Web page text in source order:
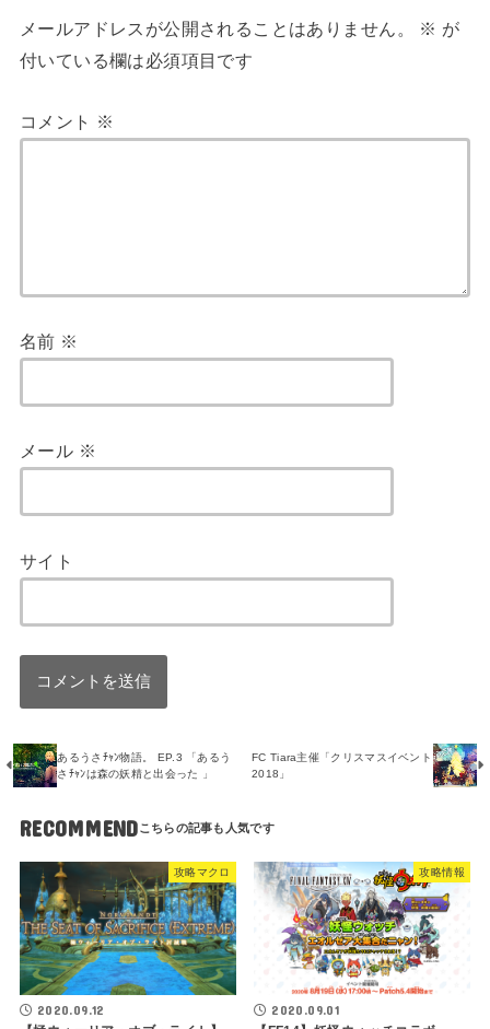
メールアドレスが公開されることはありません。 ※ が
付いている欄は必須項目です
コメント ※
名前 ※
メール ※
サイト
あるうさﾁｬﾝ物語。 EP.3 「あるう
さﾁｬﾝは森の妖精と出会った 」
FC Tiara主催「クリスマスイベント
2018」
RECOMMEND
攻略マクロ
2020.09.12
攻略情報
2020.09.01